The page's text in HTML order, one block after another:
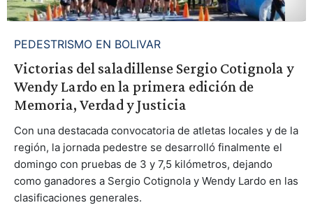
PEDESTRISMO EN BOLIVAR
Victorias del saladillense Sergio Cotignola y
Wendy Lardo en la primera edición de
Memoria, Verdad y Justicia
Con una destacada convocatoria de atletas locales y de la
región, la jornada pedestre se desarrolló finalmente el
domingo con pruebas de 3 y 7,5 kilómetros, dejando
como ganadores a Sergio Cotignola y Wendy Lardo en las
clasificaciones generales.